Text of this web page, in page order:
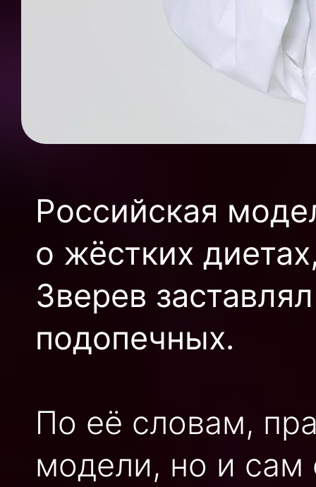
Российская
о жёстких
Зверев
подопечных.
По её словам,
модели, но и сам